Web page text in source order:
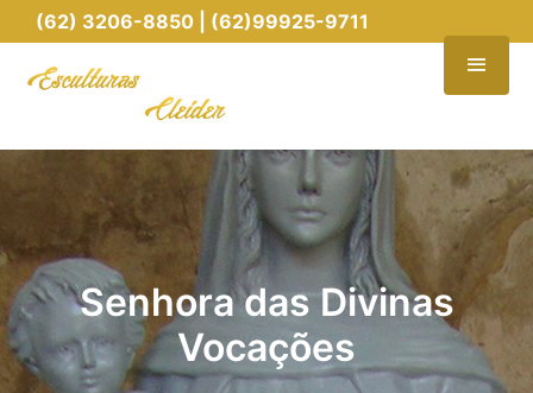
(62) 3206-8850 | (62)99925-9711
Senhora das Divinas
Vocações